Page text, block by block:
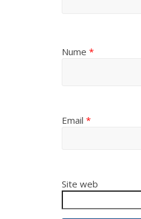
Nume *
Email *
Site web